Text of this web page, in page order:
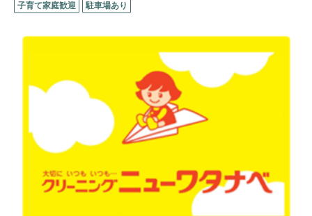
子育て家庭歓迎 駐車場あり